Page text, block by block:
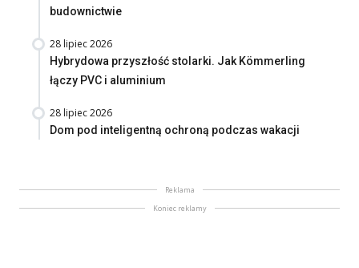
budownictwie
28 lipiec 2026
Hybrydowa przyszłość stolarki. Jak Kömmerling
łączy PVC i aluminium
28 lipiec 2026
Dom pod inteligentną ochroną podczas wakacji
Reklama
Koniec reklamy